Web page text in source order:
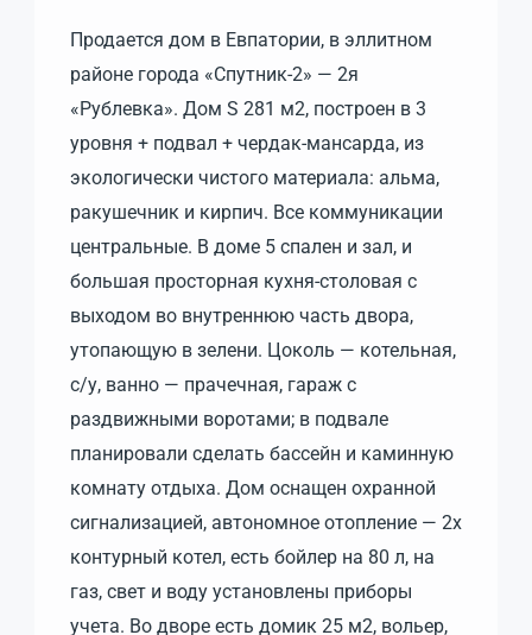
Продается дом в Евпатории, в эллитном
районе города «Спутник-2» — 2я
«Рублевка». Дом S 281 м2, построен в 3
уровня + подвал + чердак-мансарда, из
экологически чистого материала: альма,
ракушечник и кирпич. Все коммуникации
центральные. В доме 5 спален и зал, и
большая просторная кухня-столовая с
выходом во внутреннюю часть двора,
утопающую в зелени. Цоколь — котельная,
с/у, ванно — прачечная, гараж с
раздвижными воротами; в подвале
планировали сделать бассейн и каминную
комнату отдыха. Дом оснащен охранной
сигнализацией, автономное отопление — 2х
контурный котел, есть бойлер на 80 л, на
газ, свет и воду установлены приборы
учета. Во дворе есть домик 25 м2, вольер,